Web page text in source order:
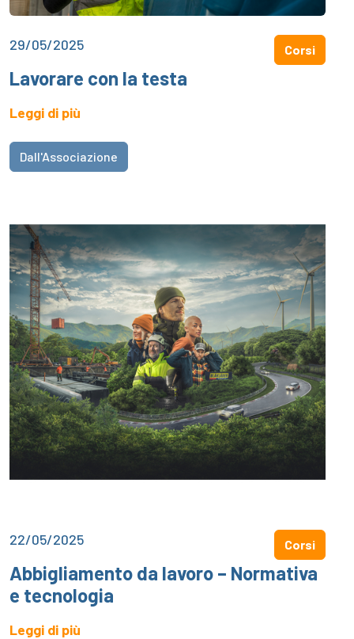
29/05/2025 Corsi
Lavorare con la testa
Leggi di più
Dall'Associazione
22/05/2025 Corsi
Abbigliamento da lavoro – Normativa
e tecnologia
Leggi di più